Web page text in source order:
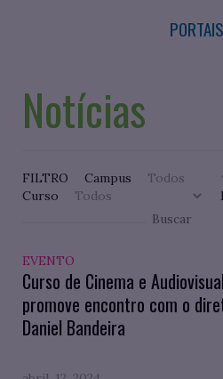
PORTAIS
Notícias
FILTRO
Campus
Curso
EVENTO
Curso de Cinema e
promove encontro com o
Daniel Bandeira